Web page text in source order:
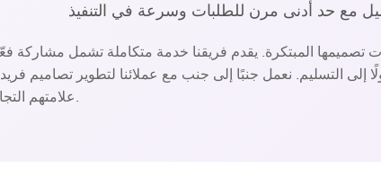
تصميمها المبتكرة. يقدم فريقنا خدمة متكاملة تشمل مشاركة
إلى التسليم. نعمل جنبًا إلى جنب مع عملائنا لتطوير تصاميم